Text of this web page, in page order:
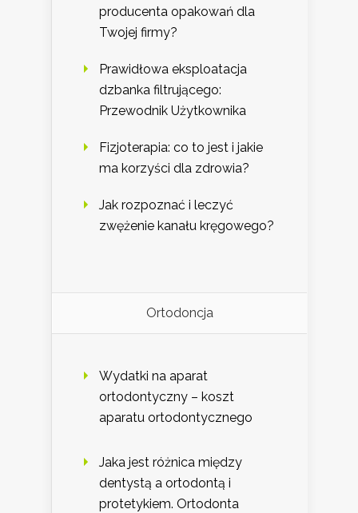
producenta opakowań dla
Twojej firmy?
Prawidłowa eksploatacja
dzbanka filtrującego:
Przewodnik Użytkownika
Fizjoterapia: co to jest i jakie
ma korzyści dla zdrowia?
Jak rozpoznać i leczyć
zwężenie kanału kręgowego?
Ortodoncja
Wydatki na aparat
ortodontyczny – koszt
aparatu ortodontycznego
Jaka jest różnica między
dentystą a ortodontą i
protetykiem. Ortodonta